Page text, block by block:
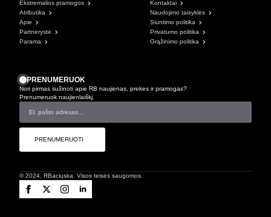
Ekstremalios pramogos
Atributika
Apie
Partnerystė
Parama
Kontaktai
Naudojimo taisyklės
Siuntimo politika
Privatumo politika
Grąžinimo politika
PRENUMERUOK
Nori pirmas sužinoti apie RB naujienas, prekes ir pramogas?
Prenumeruok naujienlaiškį.
PRENUMERUOTI
© 2024, RBaciuska. Visos teisės saugomos.